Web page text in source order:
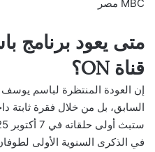
MBC مصر
متى يعود
قناة ON؟
إن العودة المنتظرة لباسم
السابق، بل من خلال فقرة ثابتة
في الذكرى السنوية الأولى